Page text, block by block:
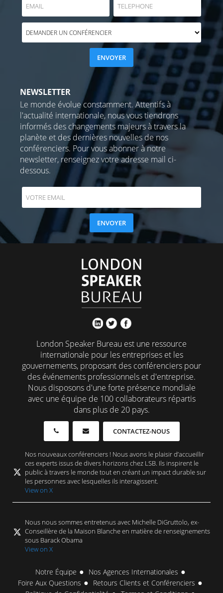
NEWSLETTER
Le monde évolue constamment. Attentifs à
l'actualité internationale, nous vous tiendrons
informés des changements majeurs à travers la
planète et des dernières nouvelles de nos
conférenciers. Pour vous abonner à notre
newsletter, renseignez votre adresse mail ci-
dessous.
London Speaker Bureau est une ressource
internationale pour les entreprises et les
gouvernements, proposant des conférenciers pour
des événements professionnels et d'entreprise.
Nous disposons d'une forte présence mondiale
avec une équipe de 100 collaborateurs répartis
dans plus de 20 pays.
CONTACTEZ-NOUS
Nos nouveaux conférenciers ! Nous avons le plaisir d’accueillir
ces experts issus de divers horizons chez LSB. Ils inspirent le
public à travers le monde tout en créant un impact durable sur
les personnes avec lesquelles ils interagissent.
View on X
Nous nous sommes entretenus avec Michelle DiGruttolo, ex-
Conseillère de la Maison Blanche en matière de renseignements
sous Barack Obama
View on X
Notre Équipe
Nos Agences Internationales
Foire Aux Questions
Retours Clients et Conférenciers